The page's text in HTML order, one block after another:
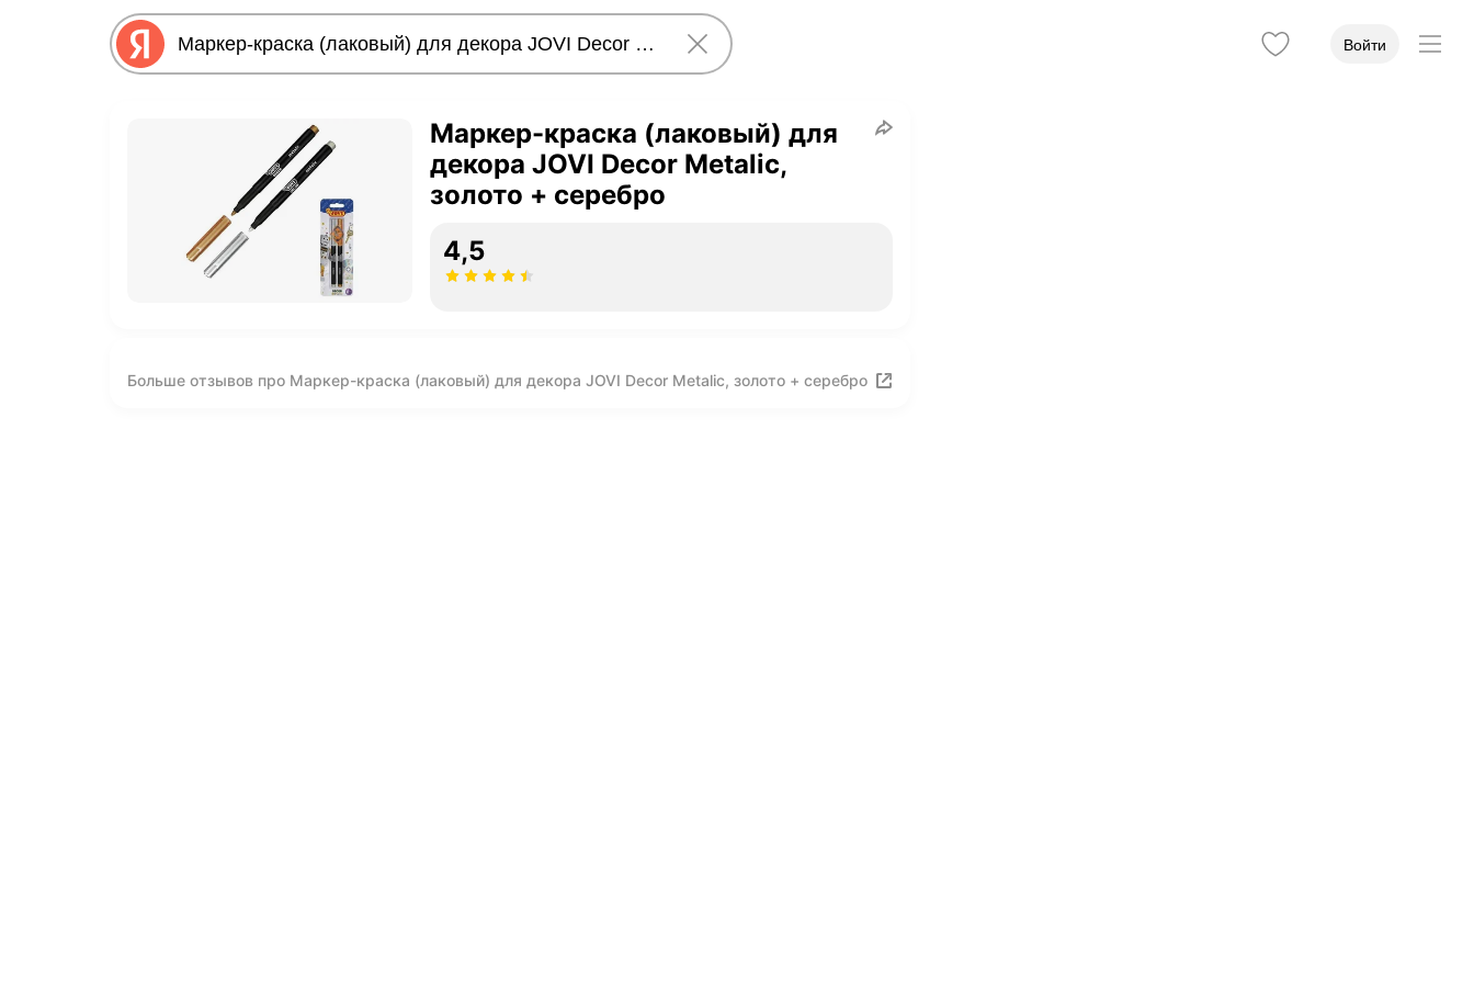
Войти
Маркер-краска (лаковый) для
декора JOVI Decor Metalic,
золото + серебро
4,5
Больше отзывов про Маркер-краска (лаковый) для декора JOVI Decor Metalic, золото + серебро